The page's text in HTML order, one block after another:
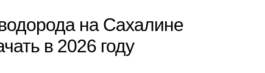
на Сахалине
в 2026 году